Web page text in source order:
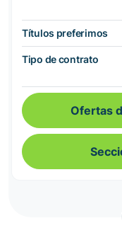
Títulos preferimos
Tipo de contrato
Ofertas